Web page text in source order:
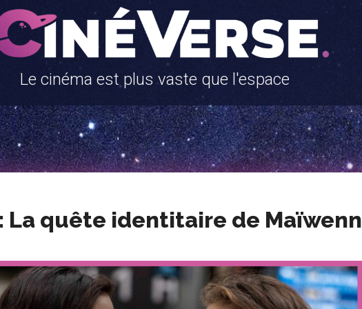
Le cinéma est plus vaste que l'espace
La quête identitaire de Maïwenn